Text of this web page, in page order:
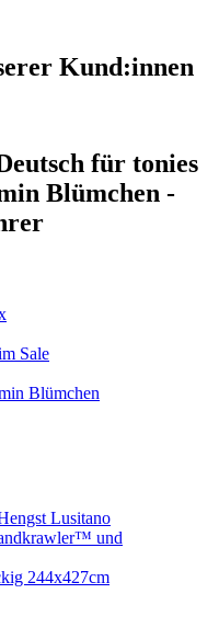
Kund:innen
für tonies
Blümchen -
Sale
Blümchen
Lusitano
und
244x427cm